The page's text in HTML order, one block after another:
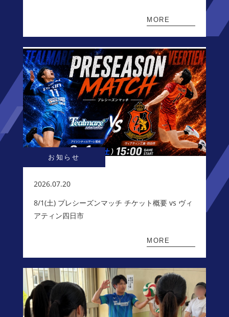
MORE
お知らせ
2026.07.20
8/1(土) プレシーズンマッチ チケット概要 vs ヴィ
アティン四日市
MORE